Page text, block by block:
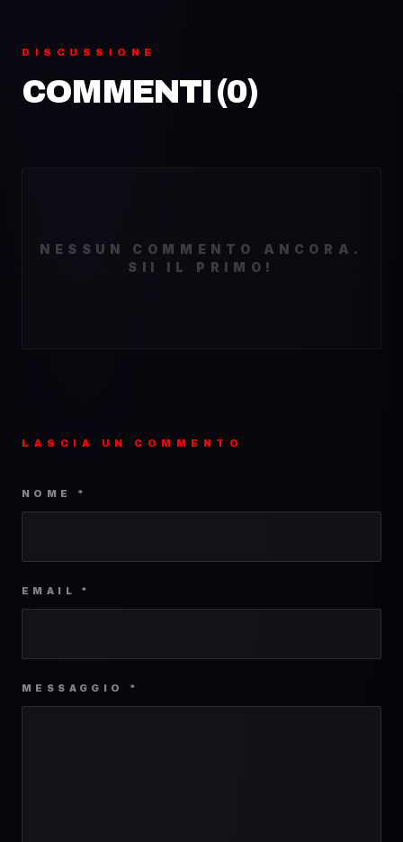
DISCUSSIONE
COMMENTI (0)
NESSUN COMMENTO ANCORA.
SII IL PRIMO!
LASCIA UN COMMENTO
NOME *
EMAIL *
MESSAGGIO *